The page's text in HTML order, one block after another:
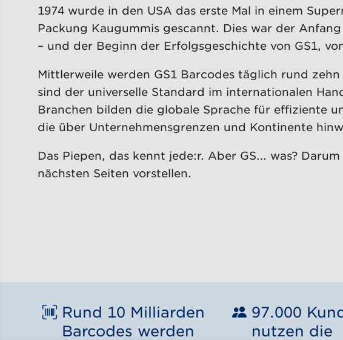
1974 wurde in den USA das erste Mal in einem
Packung Kaugummis gescannt. Dies war der
– und der Beginn der Erfolgsgeschichte von GS1,
Mittlerweile werden GS1 Barcodes täglich rund
sind der universelle Standard im internationalen
Branchen bilden die globale Sprache für effiziente
die über Unternehmensgrenzen und Kontinente
Das Piepen, das kennt jede:r. Aber GS…. was?
nächsten Seiten vorstellen.
Rund 10 Milliarden
Barcodes werden
97.000
nutzen die